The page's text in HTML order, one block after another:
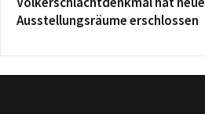
Ausstellungsräume erschlossen